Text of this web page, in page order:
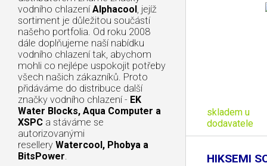
vodního chlazení Alphacool, jejíž
sortiment je důležitou součástí
našeho portfolia. Od roku 2008
dále doplňujeme naší nabídku
vodního chlazení tak, abychom
mohli co nejlépe uspokojit potřeby
všech našich zákazníků. Proto
přidáváme do distribuce další
značky vodního chlazení - EK
Water Blocks, Aqua Computer a
XSPC a stáváme se
autorizovanými
resellery Watercool, Phobya a
BitsPower.
skladem u
dodavatele
HIKSEMI